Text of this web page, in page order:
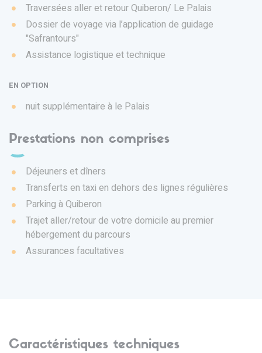
Traversées aller et retour Quiberon/ Le Palais
Dossier de voyage via l’application de guidage
"Safrantours"
Assistance logistique et technique
EN OPTION
nuit supplémentaire à le Palais
Prestations non comprises
Déjeuners et dîners
Transferts en taxi en dehors des lignes régulières
Parking à Quiberon
Trajet aller/retour de votre domicile au premier
hébergement du parcours
Assurances facultatives
Caractéristiques techniques